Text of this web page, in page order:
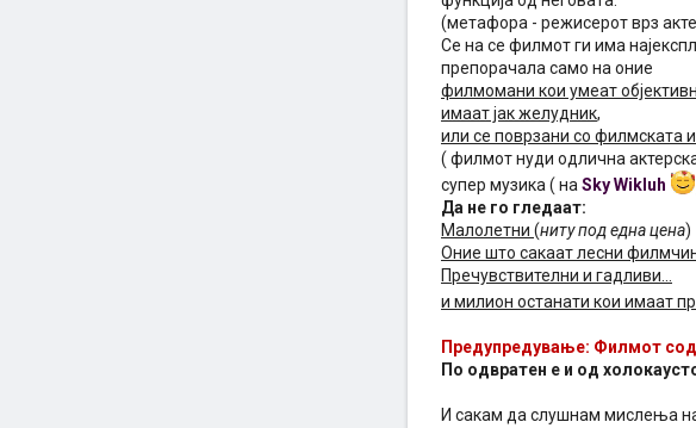
(метафора - режисерот врз
Се на се филмот ги има
препорачала само на оние
филмомани кои умеат
имаат јак желудник,
или се поврзани со филмската
( филмот нуди одлична
супер музика ( на Sky Wikluh
Да не го гледаат:
Малолетни (ниту под една цена)
Оние што сакаат лесни
Пречувствителни и гадливи...
и милион останати кои имаат
Предупредување: Филмот
По одвратен е и од
И сакам да слушнам мислења на